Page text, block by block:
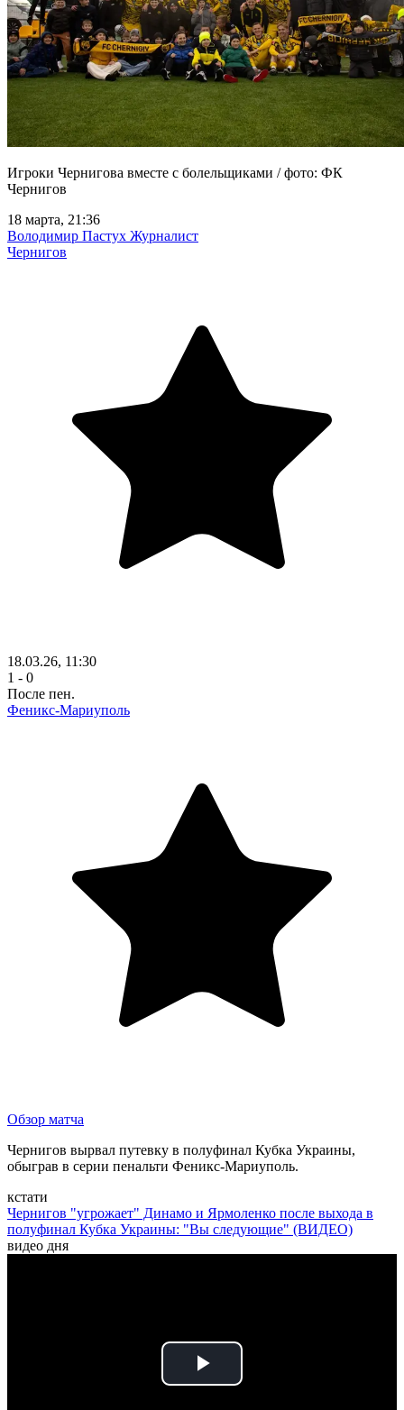
Игроки Чернигова вместе с болельщиками / фото: ФК
Чернигов
18 марта, 21:36
Володимир Пастух Журналист
Чернигов
18.03.26, 11:30
1 - 0
После пен.
Феникс-Мариуполь
Обзор матча
Чернигов вырвал путевку в полуфинал Кубка Украины,
обыграв в серии пенальти Феникс-Мариуполь.
кстати
Чернигов "угрожает" Динамо и Ярмоленко после выхода в
полуфинал Кубка Украины: "Вы следующие" (ВИДЕО)
видео дня
Play